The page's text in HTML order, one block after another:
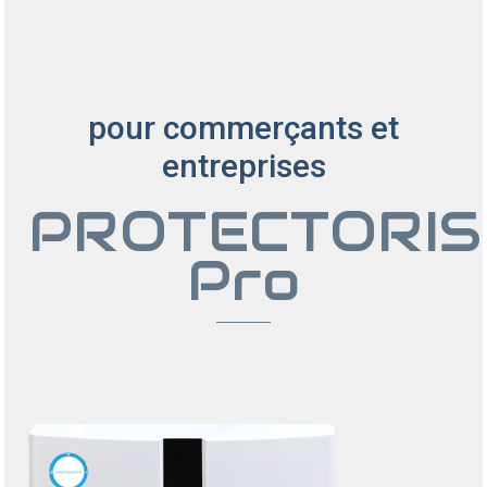
pour commerçants et
entreprises
PROTECTORIS
Pro